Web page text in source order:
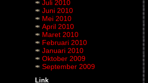
Juli 2010
Juni 2010
Mei 2010
April 2010
Maret 2010
Februari 2010
Januari 2010
Oktober 2009
September 2009
Link